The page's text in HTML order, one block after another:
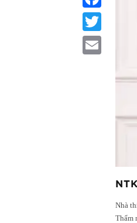
Nhà
Thẩm
Facebook
Twitter